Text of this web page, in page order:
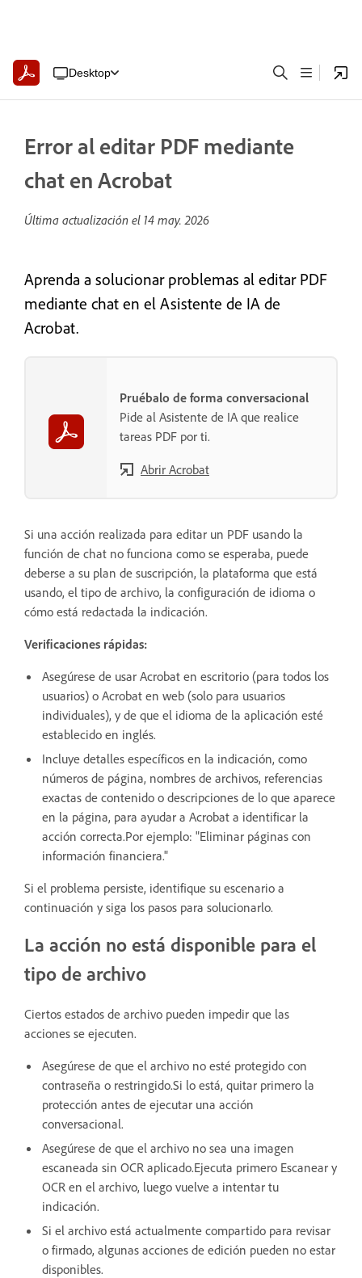
Desktop
Error al editar PDF mediante
chat en Acrobat
Última actualización el 14 may. 2026
Aprenda a solucionar problemas al editar PDF
mediante chat en el Asistente de IA de
Acrobat.
Pruébalo de forma conversacional
Pide al Asistente de IA que realice
tareas PDF por ti.
Abrir Acrobat
Si una acción realizada para editar un PDF usando la
función de chat no funciona como se esperaba, puede
deberse a su plan de suscripción, la plataforma que está
usando, el tipo de archivo, la configuración de idioma o
cómo está redactada la indicación.
Verificaciones rápidas:
Asegúrese de usar Acrobat en escritorio (para todos los
usuarios) o Acrobat en web (solo para usuarios
individuales), y de que el idioma de la aplicación esté
establecido en inglés.
Incluye detalles específicos en la indicación, como
números de página, nombres de archivos, referencias
exactas de contenido o descripciones de lo que aparece
en la página, para ayudar a Acrobat a identificar la
acción correcta.Por ejemplo: "Eliminar páginas con
información financiera."
Si el problema persiste, identifique su escenario a
continuación y siga los pasos para solucionarlo.
La acción no está disponible para el
tipo de archivo
Ciertos estados de archivo pueden impedir que las
acciones se ejecuten.
Asegúrese de que el archivo no esté protegido con
contraseña o restringido.Si lo está, quitar primero la
protección antes de ejecutar una acción
conversacional.
Asegúrese de que el archivo no sea una imagen
escaneada sin OCR aplicado.Ejecuta primero Escanear y
OCR en el archivo, luego vuelve a intentar tu
indicación.
Si el archivo está actualmente compartido para revisar
o firmado, algunas acciones de edición pueden no estar
disponibles.